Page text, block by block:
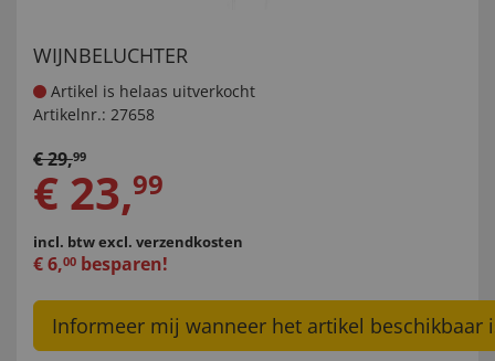
WIJNBELUCHTER
Artikel is helaas uitverkocht
Artikelnr.: 27658
€29,99
€ 23,99
incl. btwexcl. verzendkosten
€6,00 besparen!
Informeer mij wanneer het artikel beschikbaar